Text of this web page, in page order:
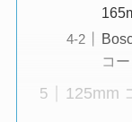
コ
125mm